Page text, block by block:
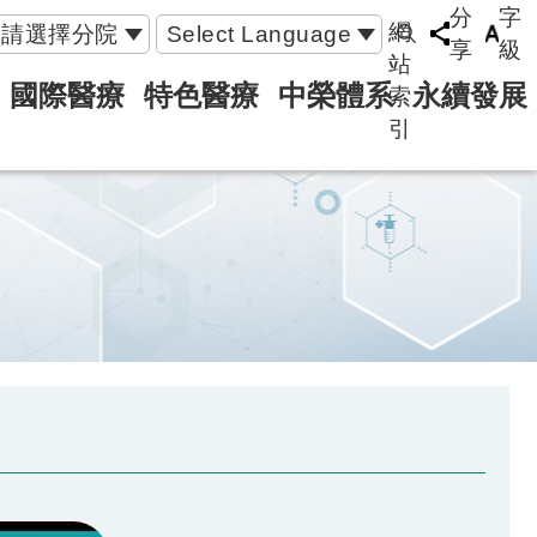
請選擇分院 Select Language
網
站
索
引
分
享
字
級
國際醫療 特色醫療 中榮體系 永續發展